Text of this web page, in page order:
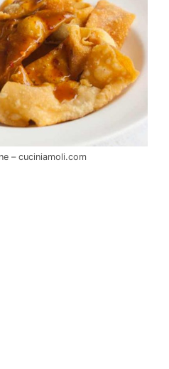
– cuciniamoli.com